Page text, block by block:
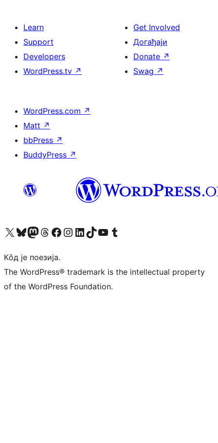
Learn
Support
Developers
WordPress.tv ↗
Get Involved
Догађаји
Donate ↗
Swag ↗
WordPress.com ↗
Matt ↗
bbPress ↗
BuddyPress ↗
Visit our X (formerly Twitter) account
Посетите наш Bluesky налог
Visit our Mastodon account
Посетите наш налог на Threads-у Visit our Facebook page
Посетите наш Инстаграм налог
Visit our LinkedIn account
Посетите наш TikTok налог
Visit our YouTube channel
Посетите наш Tumblr налог
Кôд је поезија.
The WordPress® trademark is the intellectual property
of the WordPress Foundation.